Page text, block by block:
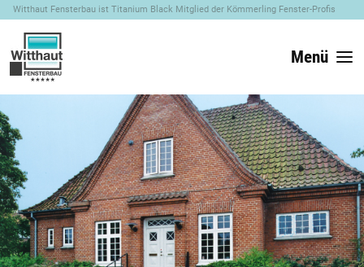
Witthaut Fensterbau ist Titanium Black Mitglied der Kömmerling Fenster-Profis
Menü